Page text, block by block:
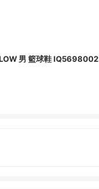
男 籃球鞋 IQ5698002